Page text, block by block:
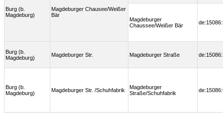
Burg (b.
Magdeburg)
Magdeburger Chausee/Weißer
Bär
Magdeburger
Chaussee/Weißer Bär
Burg (b.
Magdeburg)
Magdeburger Str. Magdeburger Straße
Burg (b.
Magdeburg)
Magdeburger Str. /Schuhfabrik
Magdeburger
Straße/Schuhfabrik